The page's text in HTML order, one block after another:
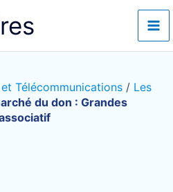
Télécommunications / Les
du don : Grandes